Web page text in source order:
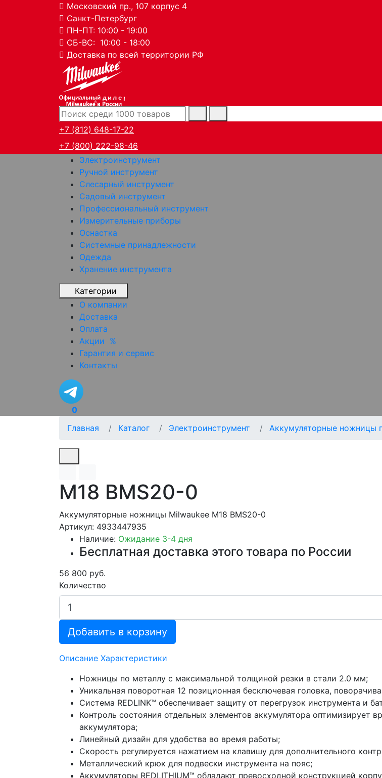
Московский пр., 107 корпус 4
Санкт-Петербург
ПН-ПТ: 10:00 - 19:00
СБ-ВС: 10:00 - 18:00
Доставка по всей территории РФ
дилер
+7 (812) 648-17-22
+7 (800) 222-98-46
Электроинструмент
Ручной инструмент
Слесарный инструмент
Садовый инструмент
Профессиональный инструмент
Измерительные приборы
Оснастка
Системные принадлежности
Одежда
Хранение инструмента
Категории
О компании
Доставка
Оплата
Акции %
Гарантия и сервис
Контакты
0
Главная
Каталог Электроинструмент Аккумуляторные ножницы
M18 BMS20-0
Аккумуляторные ножницы Milwaukee M18 BMS20-0
Артикул: 4933447935
Наличие: Ожидание 3-4 дня
Бесплатная доставка этого товара по России
56 800 руб.
Количество
Добавить в корзину
Описание Характеристики
Ножницы по металлу с максимальной толщиной резки в стали 2.0 мм;
Уникальная поворотная 12 позиционная бесключевая головка,
Система REDLINK™ обеспечивает защиту от перегрузок инструмента и
Контроль состояния отдельных элементов аккумулятора оптимизирует
аккумулятора;
Линейный дизайн для удобства во время работы;
Скорость регулируется нажатием на клавишу для дополнительного
Металлический крюк для подвески инструмента на пояс;
Аккумуляторы REDLITHIUM™ обладают превосходной конструкцией